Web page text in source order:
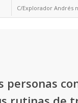
C/Explorador Andrés
personas